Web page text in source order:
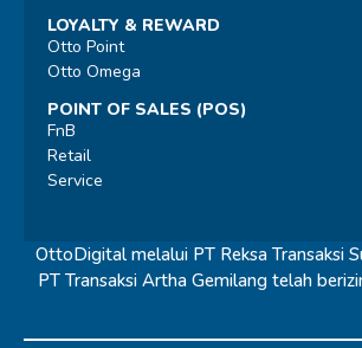
LOYALTY & REWARD
Otto Point
Otto Omega
POINT OF SALES (POS)
FnB
Retail
Service
OttoDigital melalui PT Reksa Transaksi
PT Transaksi Artha Gemilang telah